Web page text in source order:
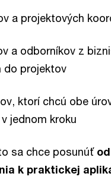
a projektových
a odborníkov z
do projektov
ktorí chcú obe
jednom kroku
sa chce posunúť od
k praktickej